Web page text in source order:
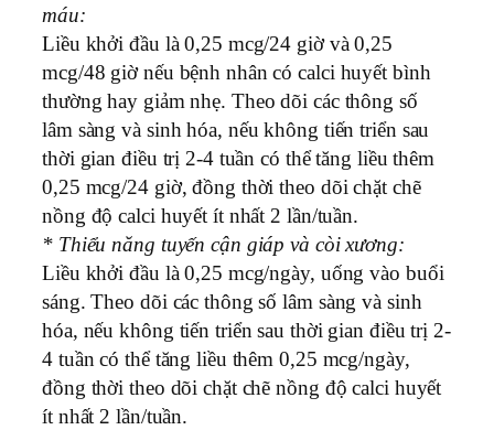
máu:
Liều khởi đầu là 0,25 mcg/24 giờ và 0,25
mcg/48 giờ nếu bệnh nhân có calci huyết bình
thường hay giảm nhẹ. Theo dõi các thông số
lâm sàng và sinh hóa, nếu không tiến triển sau
thời gian điều trị 2-4 tuần có thể tăng liều thêm
0,25 mcg/24 giờ, đồng thời theo dõi chặt chẽ
nồng độ calci huyết ít nhất 2 lần/tuần.
* Thiểu năng tuyến cận giáp và còi xương:
Liều khởi đầu là 0,25 mcg/ngày, uống vào buổi
sáng. Theo dõi các thông số lâm sàng và sinh
hóa, nếu không tiến triển sau thời gian điều trị 2-
4 tuần có thể tăng liều thêm 0,25 mcg/ngày,
đồng thời theo dõi chặt chẽ nồng độ calci huyết
ít nhất 2 lần/tuần.